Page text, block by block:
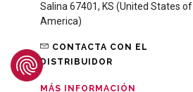
Salina 67401, KS (United States of
America)
CONTACTA CON EL
DISTRIBUIDOR
MÁS INFORMACIÓN